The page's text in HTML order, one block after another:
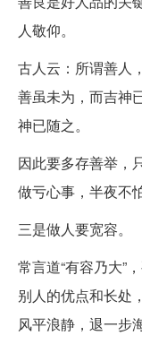
人敬仰。
古人云：所谓善人
善虽未为，而吉神
神已随之。
因此要多存善举，
做亏心事，半夜不
三是做人要宽容。
常言道“有容乃大”
别人的优点和长处
风平浪静，退一步